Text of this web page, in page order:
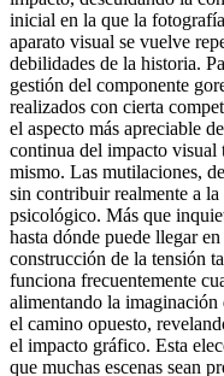
inicial en la que la
aparato visual se vuelve
debilidades de la historia.
gestión del componente
realizados con cierta
el aspecto más apreciable
continua del impacto
mismo. Las mutilaciones,
sin contribuir realmente a
psicológico. Más que
hasta dónde puede llegar
construcción de la tensión
funciona frecuentemente
alimentando la
el camino opuesto,
el impacto gráfico. Esta
que muchas escenas sean